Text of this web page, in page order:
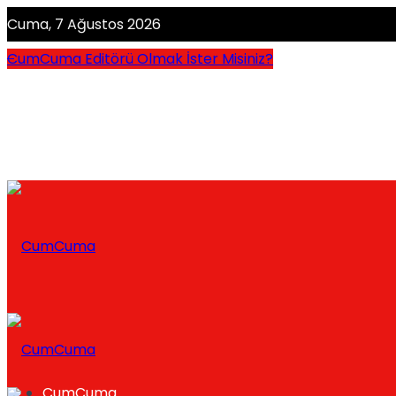
Cuma, 7 Ağustos 2026
CumCuma Editörü Olmak İster Misiniz?